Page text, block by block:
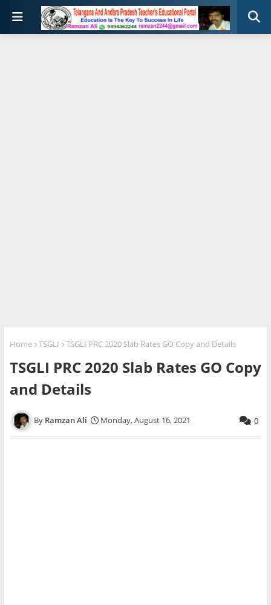
Home TSGLI TSGLI PRC 2020 Slab Rates GO Copy and Details
TSGLI PRC 2020 Slab Rates GO Copy
and Details
Ramzan Ali Monday, August 16, 2021 0